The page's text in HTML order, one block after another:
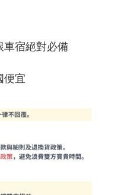
車宿絕對必備
便宜